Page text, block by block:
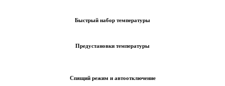
Быстрый набор температуры
Предустановки температуры
Спящий режим и автоотключение